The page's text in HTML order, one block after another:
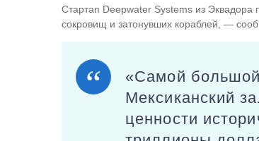
Стартап Deepwater Systems из Эквадора
сокровищ и затонувших кораблей, —
«Самой большой
Мексиканский
ценности